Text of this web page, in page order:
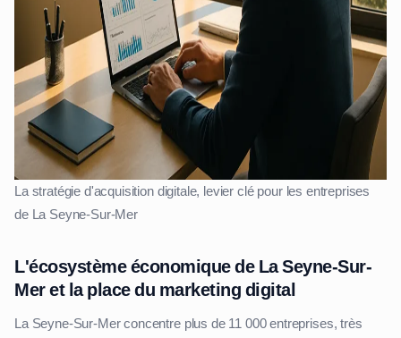
La stratégie d'acquisition digitale, levier clé pour les entreprises
de La Seyne-Sur-Mer
L'écosystème économique de La Seyne-Sur-
Mer et la place du marketing digital
La Seyne-Sur-Mer concentre plus de 11 000 entreprises, très